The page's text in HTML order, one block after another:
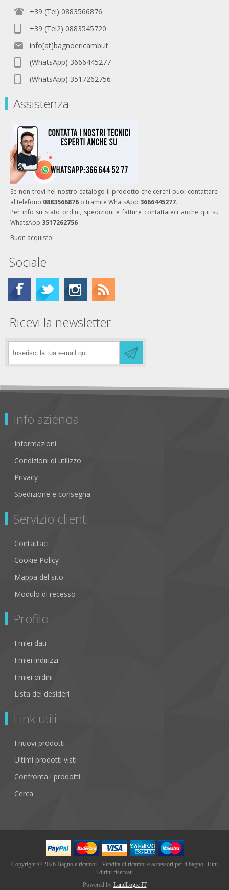
+39 (Tel) 0883566876
+39 (Tel2) 0883545720
info[at]bagnoericambi.it
(WhatsApp) 3666445277
(WhatsApp) 3517262756
Assistenza
Se non trovi nel nostro catalogo il prodotto che cerchi puoi contattarci
al telefono 0883566876 o tramite WhatsApp 3666445277.
Per info su stato ordini, spedizioni e fatture contattateci anche qui su
WhatsApp 3517262756
Buon acquisto!
Sociale
Ricevi la newsletter
Info azienda
Informazioni
Condizioni di utilizzo
Privacy
Spedizione e consegna
Servizio clienti
Contattaci
Cookie Policy
Mappa del sito
Modulo di recesso
Profilo
I miei dati
I miei indirizzi
I miei ordini
Lista dei desideri
Link utili
I nuovi prodotti
Ultimi prodotti visti
Confronta i prodotti
Cerca
Copyright © 2026 Bagno e ricambi - Vendita di ricambi e accessori per il bagno. Tutti
i diritti riservati
Powered by LandLogic IT